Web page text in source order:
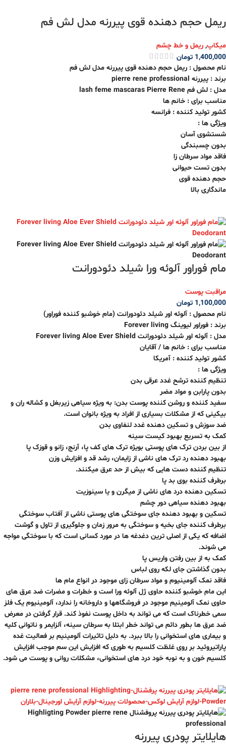
ریمل حجم دهنده قوی پیررنه مدل لش فم
میکاپ, ریمل و خط چشم
1,400,000 تومان
نام محصول : ریمل حجم دهنده قوی پیررنه مدل لش فم
برند : پیررنه pierre rene professional
مدل : لش فم lash feme mascaras Pierre Rene
مناسب برای : خانم ها
کشور تولید کننده : فرانسه
ویژگی ها :
شستشوی آسان
بدون چسبندگی
فاقد مواد سرطان زا
بدون تست حیوانی
حجم دهنده قوی
ماندگاری بالا
مام فوراور آلوئه ورا شیلد دئودورانت
مراقبت پوست
1,100,000 تومان
نام محصول : آلوئه اور شیلد دئودورانت (مام خوشبو کننده فوراور)
برند : فوراور لیوینگ Forever living
مدل : آلوئه اور شیلد دئودورانت Forever living Aloe Ever Shield
مناسب برای : خانم ها / آقایان
کشور تولید کننده : آمریکا
ویژگی ها :
تنظیم کننده ترشح غدد عرقی بدن
بدون پارابن و مواد مضر
سفید کننده و روشن کننده پوست بدن: به ویژه سیاهی زیربغل و کشاله ران و
بیکینی که از مشکلات بسیاری از افراد به ویژه بانوان است.
ضد سوزش و تسکین دهنده غدد لنفاوی بدن
کمک به تسریع بهبود کیست سینه
از بین بردن ترک های پوستی بویژه ترک های کف پا، آرنج، زانو و قوزک پا
بهبود دهنده رد ترک های ناشی از زایمان، رشد قد و افزایش وزن
تنظیم کننده دست هایی که بیش از حد عرق میکنند.
برطرف کننده بوی بد پا
تسکین دهنده درد های ناشی از میگرن و یا سینوزیت
بهبود دهنده سیاهی دور چشم
تسکین و بهبود دهنده جای سوختگی های پوستی ناشی از آفتاب سوختگی
برطرف کننده جای بخیه و سوختگی به مرور زمان و جلوگیری از تاول و گوشت
اضافه که یکی از اصلی ترین دغدغه ها در مورد کسانی است که با سوختگی مواجه
می شوند.
کمک به از بین رفتن واریس پا
بدون گذاشتن جای لکه روی لباس
فاقد نمک آلومینیوم و مواد سرطان زای موجود در انواع مام ها
این مام خوشبو کننده حاوی ژل آلوئه ورا است و خطرات و مضرات ضد عرق های
حاوی نمک آلومینیم موجود در فروشگاهها و داروخانه را ندارد، آلومینیوم یک فلز
سمی خطرناک است که می تواند به داخل پوست نفوذ کند. قرار گرفتن در معرض
ضد عرق ها بطور دائم می تواند خطر ابتلا به سرطان سینه، آلزایمر و ناتوانی کلیه
و بیماری های استخوانی را بالا ببرد. به دلیل تاثیرات آلومینیم بر فعالیت غده
پاراتیروئید بر روی غلظت کلسیم به طوری که افزایش این سم موجب افزایش
کلسیم خون و به نوبه خود درد های استخوانی، مشکلات روانی و پوست می شود.
هایلایتر پودری پیررنه